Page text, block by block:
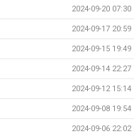
2024-09-20 07:30
2024-09-17 20:59
2024-09-15 19:49
2024-09-14 22:27
2024-09-12 15:14
2024-09-08 19:54
2024-09-06 22:02